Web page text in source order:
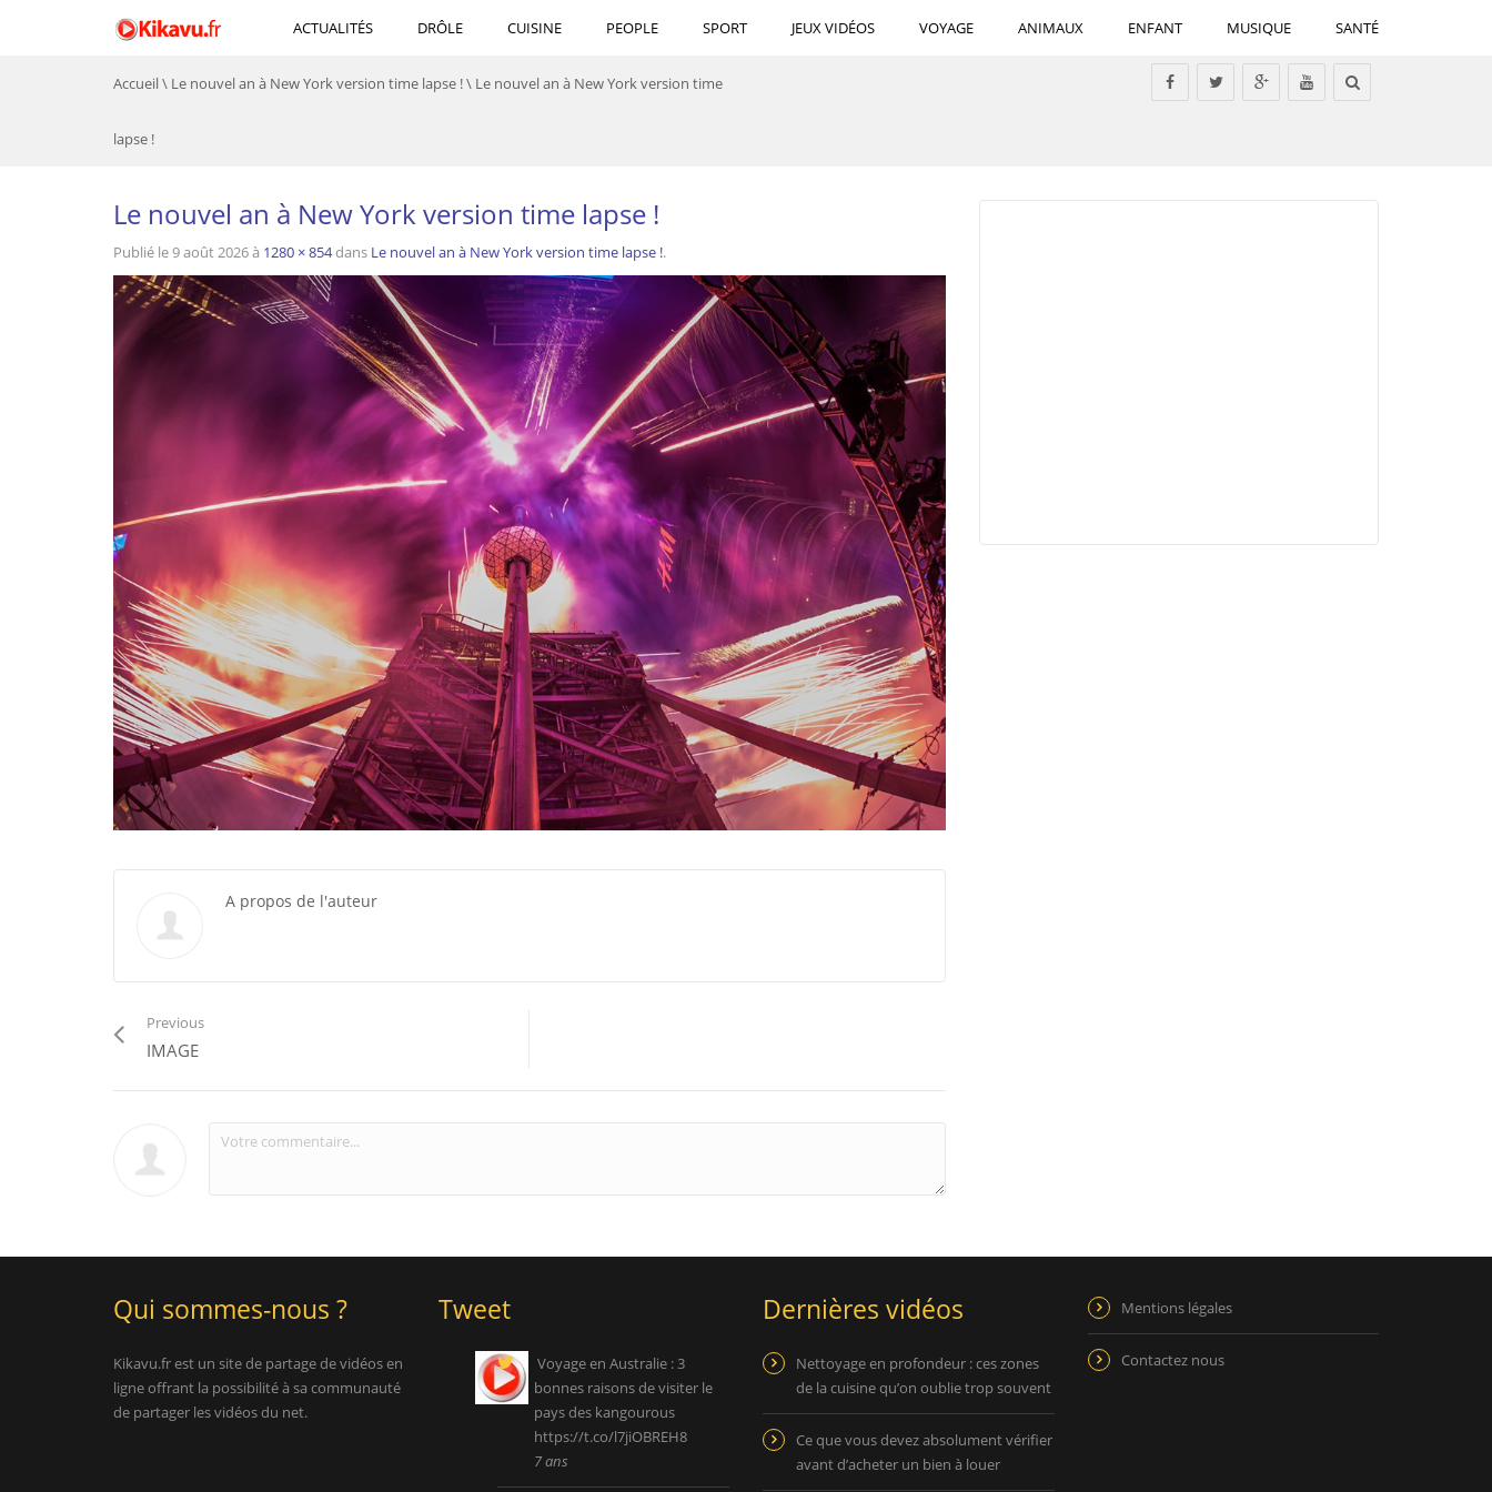
ACTUALITÉS DRÔLE CUISINE PEOPLE SPORT JEUX VIDÉOS VOYAGE ANIMAUX ENFANT MUSIQUE SANTÉ
Accueil\ Le nouvel an à New York version time lapse !\ Le nouvel an à New York version time
lapse !
Le nouvel an à New York version time lapse !
Publié le9 août 2026à 1280 × 854dans Le nouvel an à New York version time lapse !.
A propos de l'auteur
Previous
IMAGE
Qui sommes-nous ?
Kikavu.fr est un site de partage de vidéos en
ligne offrant la possibilité à sa communauté
de partager les vidéos du net.
Tweet
Voyage en Australie : 3
bonnes raisons de visiter le
pays des kangourous
https://t.co/l7jiOBREH8
7 ans
Dernières vidéos
Nettoyage en profondeur : ces zones
de la cuisine qu’on oublie trop souvent
Ce que vous devez absolument vérifier
avant d’acheter un bien à louer
Mentions légales
Contactez nous